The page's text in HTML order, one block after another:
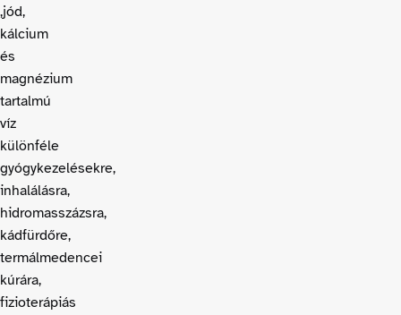
,jód,
kálcium
és
magnézium
tartalmú
víz
különféle
gyógykezelésekre,
inhalálásra,
hidromasszázsra,
kádfürdőre,
termálmedencei
kúrára,
fizioterápiás